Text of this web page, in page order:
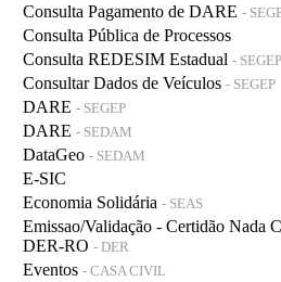
Consulta Pagamento de DARE -
Consulta Pública de Processos
Consulta REDESIM Estadual - SEGEP
Consultar Dados de Veículos - SEGEP
DARE - SEGEP
DARE - SEDAM
DataGeo - SEDAM
E-SIC
Economia Solidária - SEAS
Emissao/Validação - Certidão Nada
DER-RO - DER
Eventos - CASA CIVIL